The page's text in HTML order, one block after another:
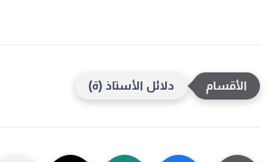
دلائل الأستاذ (ة)